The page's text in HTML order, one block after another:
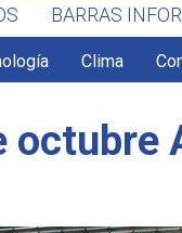
BARRAS
Clima
octubre